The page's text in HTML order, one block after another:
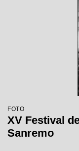
FOTO
XV Festival
Sanremo